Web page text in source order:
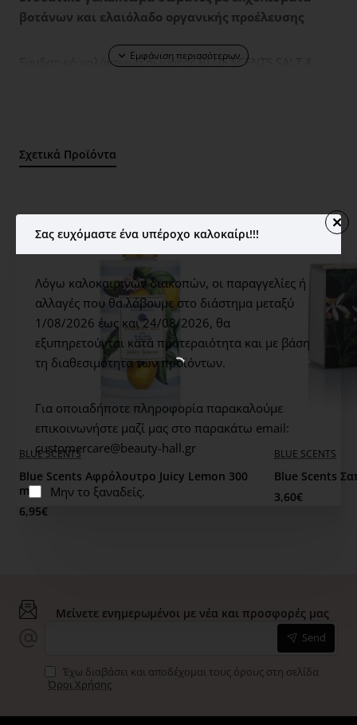
Σας ευχόμαστε ένα υπέροχο καλοκαίρι!!!
Λόγω καλοκαιρινών διακοπών, οι παραγγελίες ή
αλλαγές που θα λάβουμε στο διάστημα μεταξύ
1/08/2026 έως και 24/08/2026, θα
εξυπηρετούνται κατά προτεραιότητα και με βάση
τη διαθεσιμότητα των προϊόντων.
Για οποιαδήποτε πληροφορία παρακαλούμε
επικοινωνήστε μαζί μας στο παρακάτω email:
customercare@beauty-hall.gr
Μην το ξαναδείς.
βοτάνων και ελαιόλαδο οργανικής προέλευσης
Ενυδατικό γαλάκτωμα σώματος BLUE SCENTS SALT &
και βότανα γνωστά για τις αντιοξειδωτικές ιδιότητές
NATURE SECRETS
Shea butter -> Moisturizing
Almond oil -> Moisturizing
Vitamin Ε -> Antioxidant
Panthenol -> Emollient
Organic olive oil -> Antioxidant
Avocado oil -> Moisturizing
PRODUCT STANDARDS
Organic Olive Oil – Dermatologically Tested – Parabens
free – Silicone free – Mineral oil free – Propylene glycol
free.
Σχετικά Προϊόντα
BLUE SCENTS
Blue Scents Αφρόλουτρο Juicy Lemon 300
ml
6,95€
BLUE SCENTS
Blue Scents
3,60€
Μείνετε ενημερωμένοι με νέα και προσφορές μας
Send
Έχω διαβάσει και αποδέχομαι τους όρους στη σελίδα
Όροι Χρήσης